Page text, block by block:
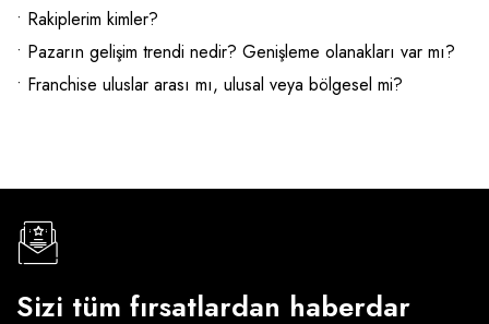
Isıtma - Soğutma ve Havalandırma
Lojistik - Kargo ve Kurye
Mobilya Dekorasyon
Proje - İnşaat ve Tesisat
• Rakiplerim kimler?
• Pazarın gelişim trendi nedir? Genişleme olanakları var mı?
• Franchise uluslar arası mı, ulusal veya bölgesel mi?
Sizi tüm fırsatlardan haberdar